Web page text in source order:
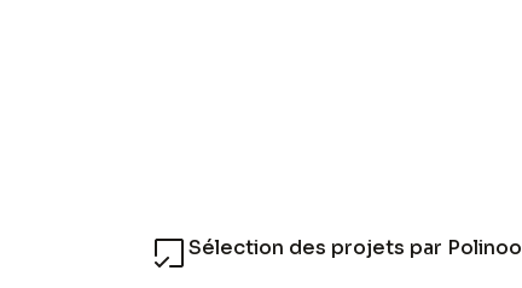
Sélection des projets par Polinoo